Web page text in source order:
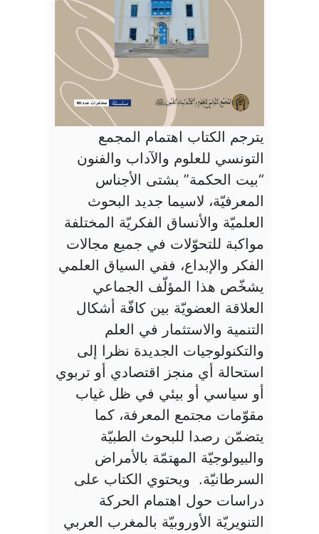
يترجم الكتاب اهتمام المجمع
التونسي للعلوم والآداب والفنون
“بيت الحكمة” بشتى الأجناس
المعرفيّة، لاسيما جديد البحوث
العلميّة والأنساق الفكريّة المختلفة
مواكبة للتحوّلات في جميع مجالات
الفكر والإبداع، ففي السياق العلمي
يشخّص هذا المؤلّف الجماعي
العلاقة العضويّة بين كافّة أشكال
التنمية والاستثمار في العلم
والتكنولوجيات الجديدة نظرا إلى
استحالة أي منجز اقتصادي أو تربوي
أو سياسي أو بيئي في ظل غياب
مقوّمات مجتمع المعرفة، كما
يتضمّن رصدا للبحوث الطبيّة
والبيولوجيّة المهتمّة بالأمراض
السرطانيّة. ويحتوي الكتاب على
دراسات حول اهتمام الحركة
التنويريّة الأوروبيّة بالمغرب العربي